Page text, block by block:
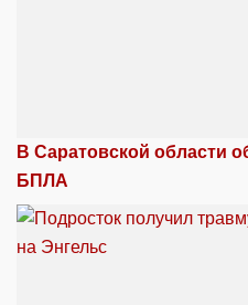
В Саратовской области
БПЛА